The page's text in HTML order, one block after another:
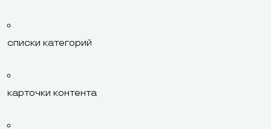
списки категорий
карточки контента